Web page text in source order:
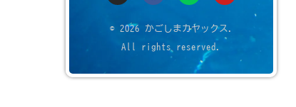
© 2026 かごしまカヤックス.
All rights reserved.